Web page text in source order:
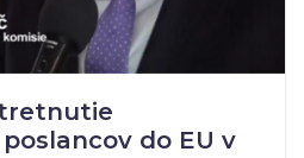
do EU v